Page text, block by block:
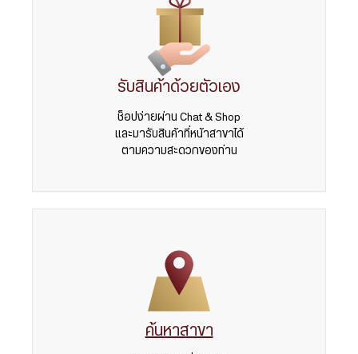
รับสินค้าด้วยตัวเอง
ช็อปง่ายผ่าน Chat & Shop
และมารับสินค้าที่หน้าสาขาได้
ตามความสะดวกของท่าน
ค้นหาสาขา